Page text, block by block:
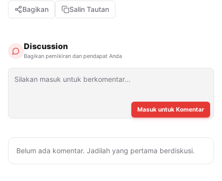
Bagikan Salin Tautan
Discussion
Bagikan pemikiran dan pendapat Anda
Masuk untuk Komentar
Belum ada komentar. Jadilah yang pertama berdiskusi.